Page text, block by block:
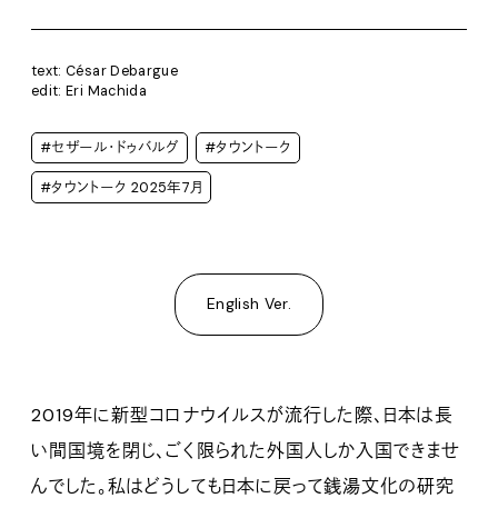
text: César Debargue
edit: Eri Machida
#セザール・ドゥバルグ #タウントーク
#タウントーク 2025年7月
English Ver.
2019年に新型コロナウイルスが流行した際、日本は長
い間国境を閉じ、ごく限られた外国人しか入国できませ
んでした。私はどうしても日本に戻って銭湯文化の研究